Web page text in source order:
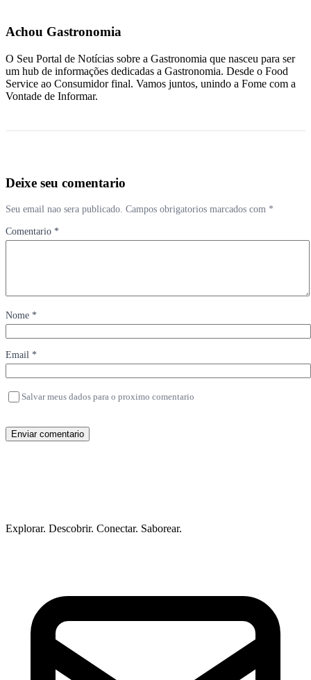
Achou Gastronomia
O Seu Portal de Notícias sobre a Gastronomia que nasceu para ser
um hub de informações dedicadas a Gastronomia. Desde o Food
Service ao Consumidor final. Vamos juntos, unindo a Fome com a
Vontade de Informar.
Deixe seu comentario
Seu email nao sera publicado. Campos obrigatorios marcados com *
Comentario *
Nome *
Email *
Salvar meus dados para o proximo comentario
Enviar comentario
Explorar. Descobrir. Conectar. Saborear.